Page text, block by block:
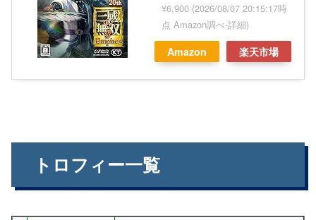
¥6,900 (2026/08/07 20:15:17時
点 Amazon調べ-詳細)
Amazon 楽天市場
トロフィー一覧